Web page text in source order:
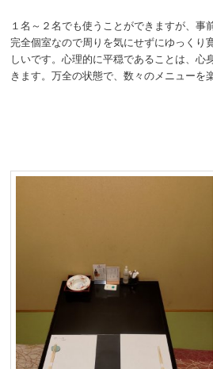
１名～２名でも使うことができますが、事
完全個室なので周りを気にせずにゆっくり
しいです。心理的に平穏であることは、心
きます。万全の状態で、数々のメニューを